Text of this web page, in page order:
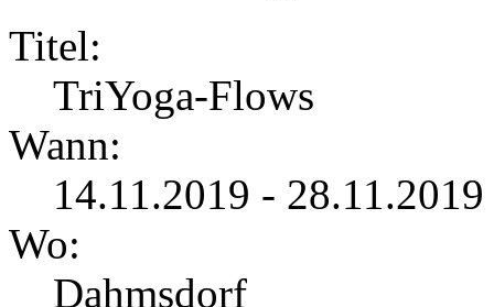
Titel:
TriYoga-Flows
Wann:
14.11.2019 -
Wo:
Dahmsdorf